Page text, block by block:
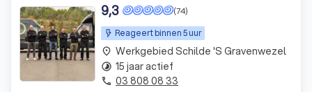
Reageert binnen 5 uur
(74)
9,3
place Werkgebied Schilde 's Gravenwezel
timelapse 15 jaar actief
phone 03 808 08 33